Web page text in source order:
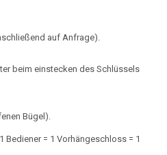
auf Anfrage).
beim einstecken des Schlüssels
Bügel).
Bediener = 1 Vorhängeschloss = 1